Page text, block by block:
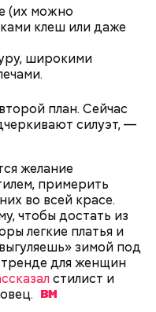
(их можно
клеш или даже
широкими
план. Сейчас
силуэт, —
желание
примерить
во всей красе.
чтобы достать из
легкие платья и
зимой под
для женщин
стилист и
придумал
Ади Феньо в
слайсами
разогретую до 180–
нужно запекать